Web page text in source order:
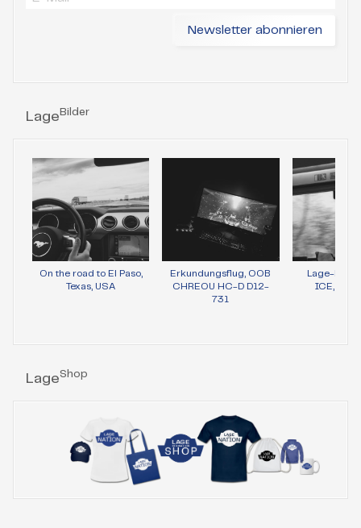
Lage Bilder
On the road to El Paso,
Texas, USA
Erkundungsflug, OOB
CHREOU HC-D D12-
731
Lage-Bild
ICE,
LageShop